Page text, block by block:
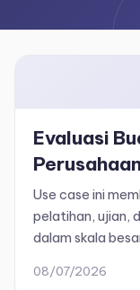
Evaluasi
Use case ini
pelatihan, ujian,
dalam skala
karyawan
08/07/2026